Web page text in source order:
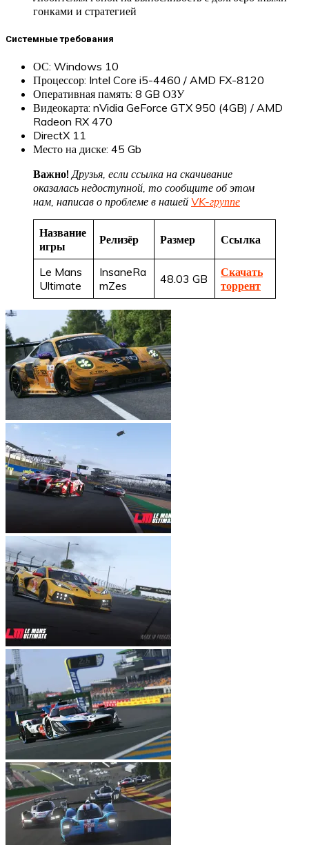
гонками и стратегией
Системные требования
ОС: Windows 10
Процессор: Intel Core i5-4460 / AMD FX-8120
Оперативная память: 8 GB ОЗУ
Видеокарта: nVidia GeForce GTX 950 (4GB) / AMD
Radeon RX 470
DirectX 11
Место на диске: 45 Gb
Важно! Друзья, если ссылка на скачивание
оказалась недоступной, то сообщите об этом
нам, написав о проблеме в нашей VK-группе
Название
игры
Релизёр Размер Ссылка
Le Mans
Ultimate
InsaneRa
mZes
48.03 GB
Скачать
торрент